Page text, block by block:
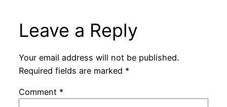
Leave a Reply
Your email address will not be published.
Required fields are marked *
Comment *